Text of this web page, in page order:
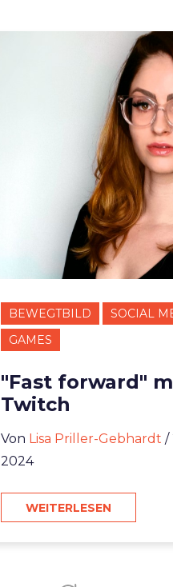
BEWEGTBILD
SOCIAL
GAMES
"Fast forward"
Twitch
Von Lisa Priller-Gebhardt /
2024
WEITERLESEN